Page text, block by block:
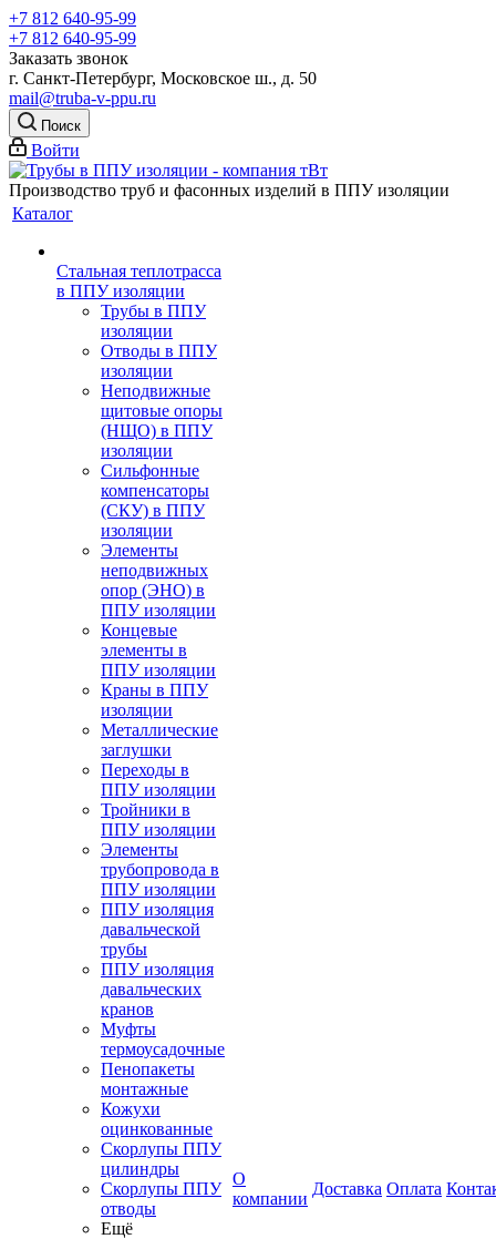
+7 812 640-95-99
+7 812 640-95-99
Заказать звонок
г. Санкт-Петербург, Московское ш., д. 50
mail@truba-v-ppu.ru
Поиск
Войти
Производство труб и фасонных изделий в ППУ изоляции
Каталог
Стальная теплотрасса
в ППУ изоляции
Трубы в ППУ
изоляции
Отводы в ППУ
изоляции
Неподвижные
щитовые опоры
(НЩО) в ППУ
изоляции
Cильфонные
компенсаторы
(СКУ) в ППУ
изоляции
Элементы
неподвижных
опор (ЭНО) в
ППУ изоляции
Концевые
элементы в
ППУ изоляции
Краны в ППУ
изоляции
Металлические
заглушки
Переходы в
ППУ изоляции
Тройники в
ППУ изоляции
Элементы
трубопровода в
ППУ изоляции
ППУ изоляция
давальческой
трубы
ППУ изоляция
давальческих
кранов
Муфты
термоусадочные
Пенопакеты
монтажные
Кожухи
оцинкованные
Скорлупы ППУ
цилиндры
Скорлупы ППУ
отводы
Ещё
О
компании
Доставка Оплата